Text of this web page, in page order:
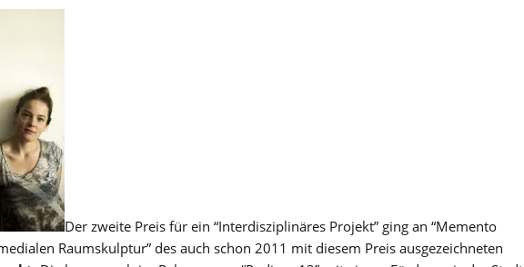
Der zweite Preis für ein “Interdisziplinäres Projekt” ging an “Memento
Raumskulptur” des auch schon 2011 mit diesem Preis ausgezeichneten